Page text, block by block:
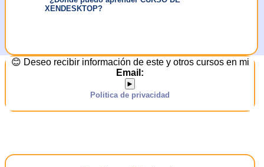
XENDESKTOP?
😊 Deseo recibir información de este y otros cursos en mi
Email:
►
Politica de privacidad